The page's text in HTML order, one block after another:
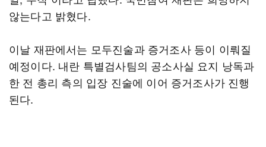
않는다고 밝혔다.
이날 재판에서는 모두진술과 증거조사 등이 이뤄질
예정이다. 내란 특별검사팀의 공소사실 요지 낭독과
한 전 총리 측의 입장 진술에 이어 증거조사가 진행
된다.